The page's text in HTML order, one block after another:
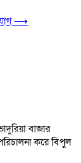
⟶
বাজার
করে বিপুল